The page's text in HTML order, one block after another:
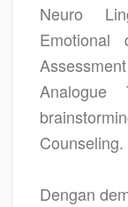
Neuro
Emotional
Counseling.
Dengan